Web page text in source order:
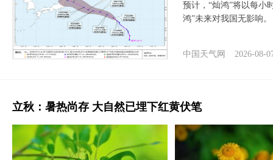
预计，“灿鸿”将以每小
鸿”未来对我国无影响。
中国天气网 2026-08-
立秋：暑热尚存 大自然已埋下红黄伏笔